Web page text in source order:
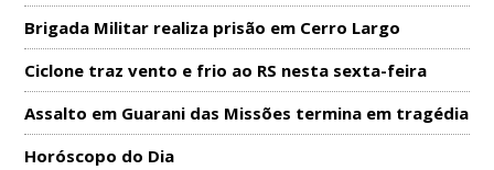
Brigada Militar realiza prisão em Cerro Largo
Ciclone traz vento e frio ao RS nesta sexta-feira
Assalto em Guarani das Missões termina em tragédia
Horóscopo do Dia